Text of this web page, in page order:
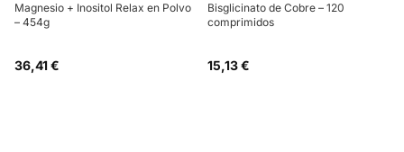
Magnesio + Inositol Relax en Polvo
– 454g
36,41 €
Bisglicinato de Cobre – 120
comprimidos
15,13 €